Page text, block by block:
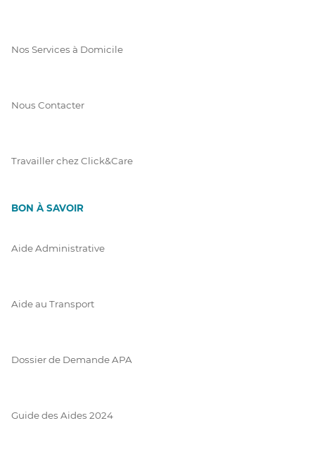
Nos Services à Domicile
Nous Contacter
Travailler chez Click&Care
BON À SAVOIR
Aide Administrative
Aide au Transport
Dossier de Demande APA
Guide des Aides 2024